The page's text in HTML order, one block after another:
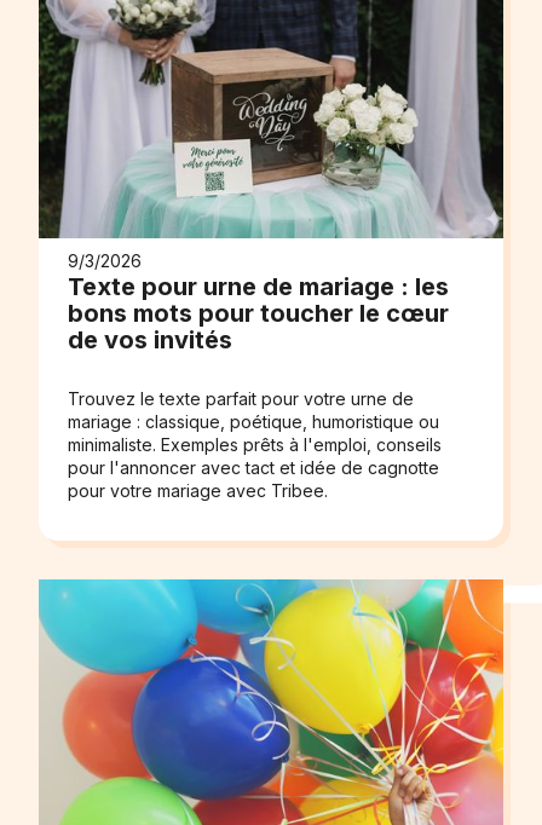
9/3/2026
Texte pour urne de mariage : les
bons mots pour toucher le cœur
de vos invités
Trouvez le texte parfait pour votre urne de
mariage : classique, poétique, humoristique ou
minimaliste. Exemples prêts à l'emploi, conseils
pour l'annoncer avec tact et idée de cagnotte
pour votre mariage avec Tribee.